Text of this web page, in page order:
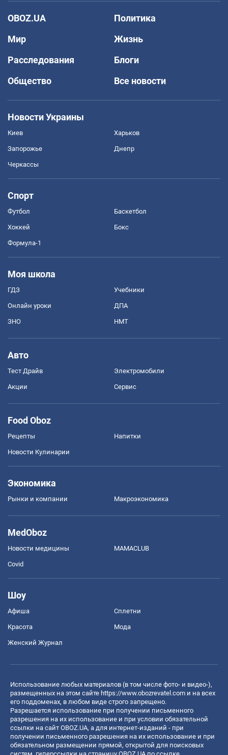
OBOZ.UA
Политика
Мир
Жизнь
Расследования
Блоги
Общество
Все новости
Новости Украины
Киев Харьков
Запорожье Днепр
Черкассы
Спорт
Футбол Баскетбол
Хоккей Бокс
Формула-1
Моя школа
ГДЗ Учебники
Онлайн уроки ДПА
ЗНО НМТ
Авто
Тест Драйв Электромобили
Акции Сервис
Food Oboz
Рецепты Напитки
Новости Кулинарии
Экономика
Рынки и компании Mакроэкономика
MedOboz
Новости медицины MAMACLUB
Covid
Шоу
Афиша Сплетни
Красота Мода
Женский Журнал
Использование любых материалов (в том числе фото- и видео-),
размещенных на этом сайте https://www.obozrevatel.com и на всех
его поддоменах, в любом виде строго запрещено.
Разрешается использование при получении письменного
разрешения на их использование и при условии обязательной
ссылки на сайт OBOZ.UA, а для интернет-изданий - при
получении письменного разрешения на их использование и при
обязательном размещении прямой, открытой для поисковых